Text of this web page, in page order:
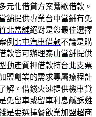
元化借貸方案鶯歌借款。
舖提供專業台中當鋪有免
北當舖絕對是您最佳選擇
例 北屯汽車借款不論是購
款皆可辦理泰山當舖提供
動產質押借款持台北支票
盟創業的需求專屬療程計
解。借錢火速提供機車貸
免留車或留車利息鹹酥雞
是要選擇餐飲業加盟超商